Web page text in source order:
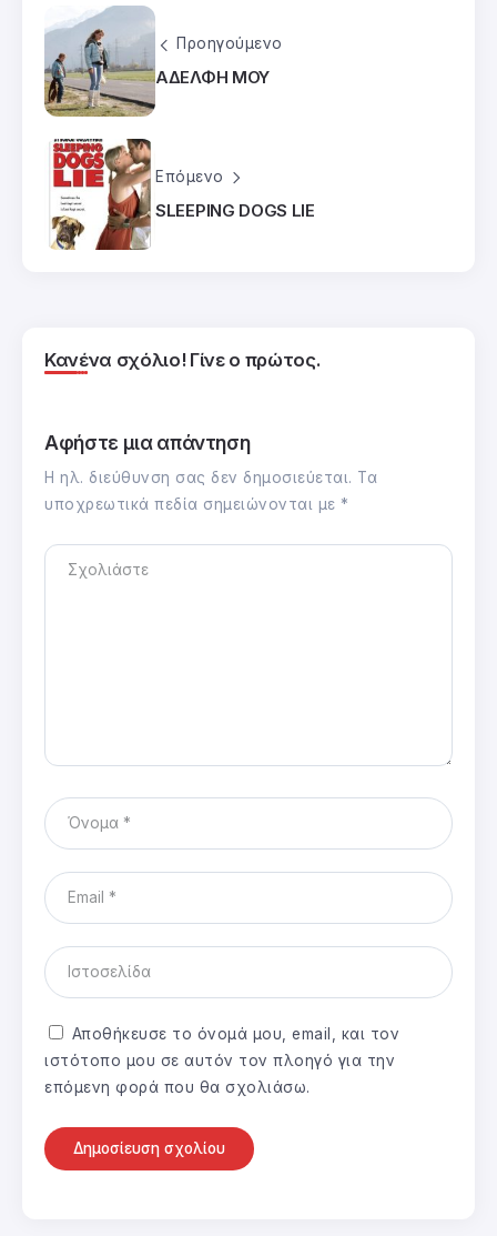
Προηγούμενο
ΑΔΕΛΦΗ ΜΟΥ
Επόμενο
SLEEPING DOGS LIE
Κανένα σχόλιο! Γίνε ο πρώτος.
Αφήστε μια απάντηση
Η ηλ. διεύθυνση σας δεν δημοσιεύεται. Τα
υποχρεωτικά πεδία σημειώνονται με *
Αποθήκευσε το όνομά μου, email, και τον
ιστότοπο μου σε αυτόν τον πλοηγό για την
επόμενη φορά που θα σχολιάσω.